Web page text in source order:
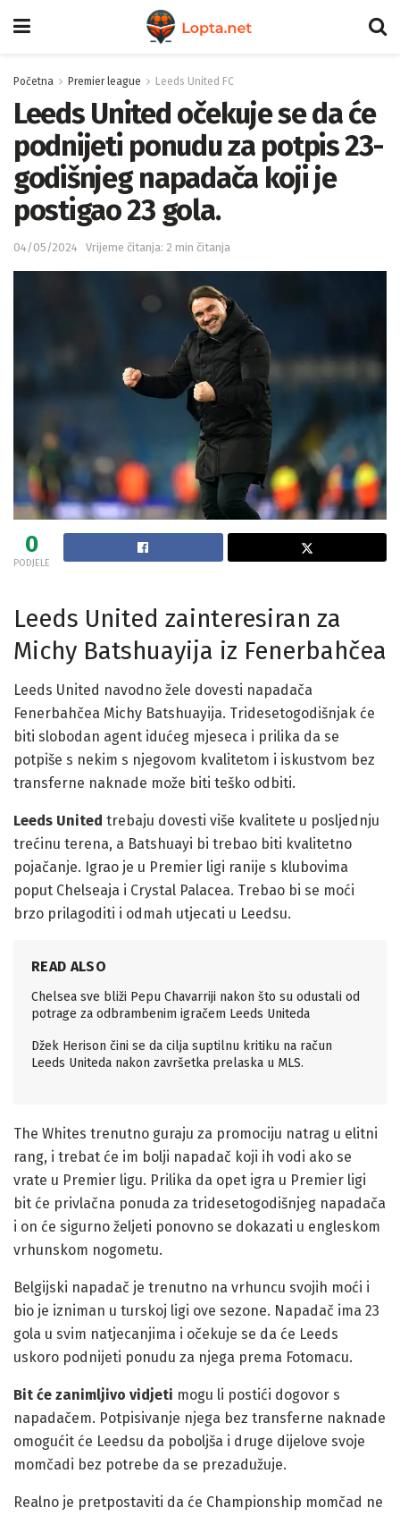
Početna Premier league Leeds United FC
Leeds United očekuje se da će
podnijeti ponudu za potpis 23-
godišnjeg napadača koji je
postigao 23 gola.
04/05/2024 Vrijeme čitanja: 2 min čitanja
0
PODJELE
Leeds United zainteresiran za
Michy Batshuayija iz Fenerbahčea
Leeds United navodno žele dovesti napadača
Fenerbahčea Michy Batshuayija. Tridesetogodišnjak će
biti slobodan agent idućeg mjeseca i prilika da se
potpiše s nekim s njegovom kvalitetom i iskustvom bez
transferne naknade može biti teško odbiti.
Leeds United trebaju dovesti više kvalitete u posljednju
trećinu terena, a Batshuayi bi trebao biti kvalitetno
pojačanje. Igrao je u Premier ligi ranije s klubovima
poput Chelseaja i Crystal Palacea. Trebao bi se moći
brzo prilagoditi i odmah utjecati u Leedsu.
READ ALSO
Chelsea sve bliži Pepu Chavarriji nakon što su odustali od
potrage za odbrambenim igračem Leeds Uniteda
Džek Herison čini se da cilja suptilnu kritiku na račun
Leeds Uniteda nakon završetka prelaska u MLS.
The Whites trenutno guraju za promociju natrag u elitni
rang, i trebat će im bolji napadač koji ih vodi ako se
vrate u Premier ligu. Prilika da opet igra u Premier ligi
bit će privlačna ponuda za tridesetogodišnjeg napadača
i on će sigurno željeti ponovno se dokazati u engleskom
vrhunskom nogometu.
Belgijski napadač je trenutno na vrhuncu svojih moći i
bio je izniman u turskoj ligi ove sezone. Napadač ima 23
gola u svim natjecanjima i očekuje se da će Leeds
uskoro podnijeti ponudu za njega prema Fotomacu.
Bit će zanimljivo vidjeti mogu li postići dogovor s
napadačem. Potpisivanje njega bez transferne naknade
omogućit će Leedsu da poboljša i druge dijelove svoje
momčadi bez potrebe da se prezadužuje.
Realno je pretpostaviti da će Championship momčad ne